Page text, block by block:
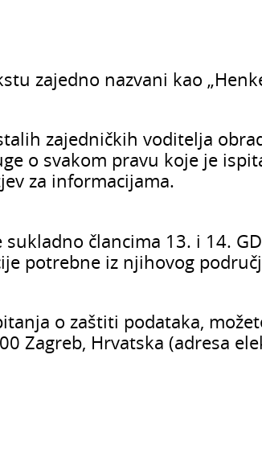
zajedno nazvani kao
zajedničkih voditelja
o svakom pravu koje je
za informacijama.
člancima 13. i 14.
potrebne iz njihovog
o zaštiti podataka,
Zagreb, Hrvatska (adresa